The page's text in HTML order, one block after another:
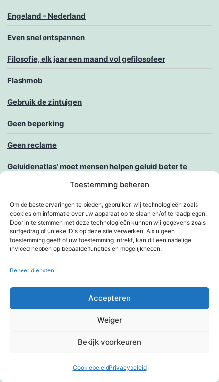
Toestemming beheren
Om de beste ervaringen te bieden, gebruiken wij technologieën zoals
cookies om informatie over uw apparaat op te slaan en/of te raadplegen.
Door in te stemmen met deze technologieën kunnen wij gegevens zoals
surfgedrag of unieke ID's op deze site verwerken. Als u geen
toestemming geeft of uw toestemming intrekt, kan dit een nadelige
invloed hebben op bepaalde functies en mogelijkheden.
Beheer diensten
Accepteren
Weiger
Bekijk voorkeuren
CookiebeleidPrivacybeleid
Engeland – Nederland
Even snel ontspannen
Filosofie, elk jaar een maand vol gefilosofeer
Flashmob
Gebruik de zintuigen
Geen beperking
Geen reclame
Geluidenatlas’ moet mensen helpen geluid beter te
Gelukkig nieuwjaar, met handdruk
Geur-recorder
God en meditatie
Goede nachtrust
Happiness is the road
Donkere modus: